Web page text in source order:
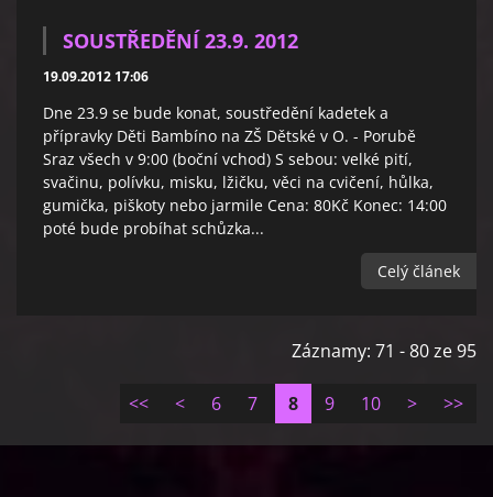
SOUSTŘEDĚNÍ 23.9. 2012
19.09.2012 17:06
Dne 23.9 se bude konat, soustředění kadetek a
přípravky Děti Bambíno na ZŠ Dětské v O. - Porubě
Sraz všech v 9:00 (boční vchod) S sebou: velké pití,
svačinu, polívku, misku, lžičku, věci na cvičení, hůlka,
gumička, piškoty nebo jarmile Cena: 80Kč Konec: 14:00
poté bude probíhat schůzka...
Celý článek
Záznamy: 71 - 80 ze 95
<< < 6 7 8 9 10 > >>